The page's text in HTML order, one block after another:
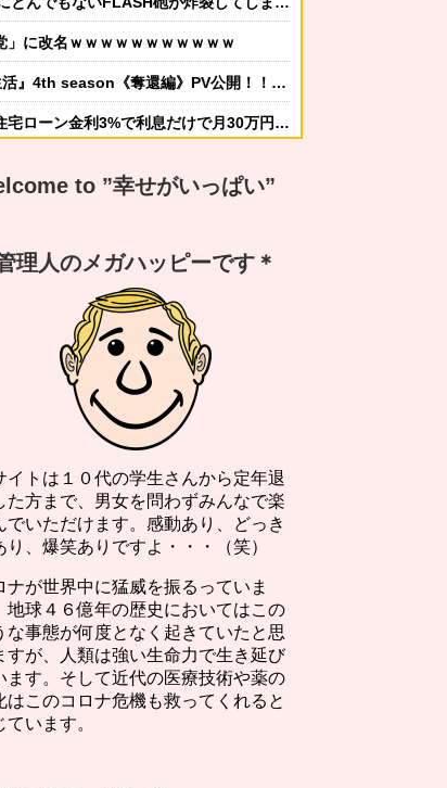
」に改名ｗｗｗｗｗｗｗｗｗｗｗ
4th season《奪還編》PV公開！！！！
金利3%で利息だけで月30万円←これバカなん？
か？ｗ 先発品と全く同じですよ？w」
いてきたでしょ。いい加減に意地貼るの止めて仲直りしなさい 」【中編】
んなに泣いてたのによく寝てられんな…」って恨み節がメッセージで来てた
to ”幸せがいっぱい”
理人のメガハッピーです＊
イトは１０代の学生さんから定年退
た方まで、男女を問わずみんなで楽
でいただけます。感動あり、どっき
り、爆笑ありですよ・・・（笑）
ナが世界中に猛威を振るっていま
地球４６億年の歴史においてはこの
な事態が何度となく起きていたと思
すが、人類は強い生命力で生き延び
ます。そして近代の医療技術や薬の
はこのコロナ危機も救ってくれると
ています。